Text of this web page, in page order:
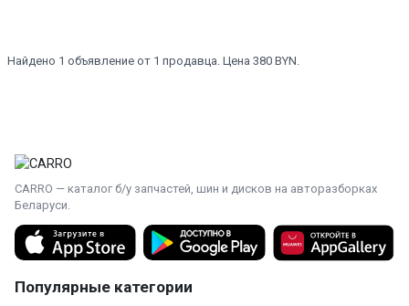
Найдено 1 объявление от 1 продавца. Цена 380 BYN.
CARRO — каталог б/у запчастей, шин и дисков на авторазборках
Беларуси.
Популярные категории